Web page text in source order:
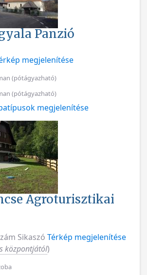
Panzió
megjelenítése
(pótágyazható)
(pótágyazható)
megjelenítése
Agroturisztikai
Sikaszó Térkép megjelenítése
központjától)